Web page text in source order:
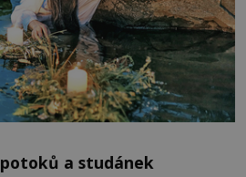
a studánek